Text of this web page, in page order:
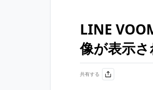
LINE
像が表示
共有する